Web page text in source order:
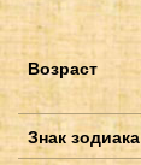
Возраст
Знак зодиака